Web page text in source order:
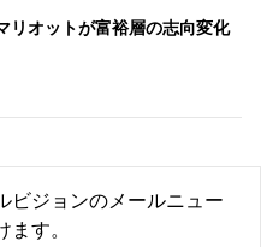
リオットが富裕層の志向変化
ビジョンのメールニュー
す。